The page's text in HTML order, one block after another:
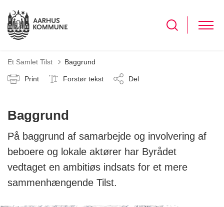
Et Samlet Tilst Baggrund
Print Forstør tekst Del
Baggrund
På baggrund af samarbejde og involvering af
beboere og lokale aktører har Byrådet
vedtaget en ambitiøs indsats for et mere
sammenhængende Tilst.